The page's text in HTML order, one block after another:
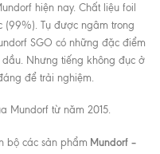
hiện nay. Chất liệu foil
Tụ được ngâm trong
SGO có những đặc điểm
Nhưng tiếng không đục ở
để trải nghiệm.
Mundorf từ năm 2015.
bộ các sản phẩm Mundorf –